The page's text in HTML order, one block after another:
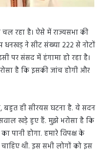
रहा है। ऐसे में राज्यसभा की
धनखड़ ने सीट संख्या 222 से नोटों
पर संसद में हंगामा हो रहा है।
है कि इसकी जांच होगी और
बहुत ही सीरयस घटना है. ये सदन
खड़े हुए हैं. मुझे भरोसा है कि
पानी होगा. हमारे विपक्ष के
थी. इस सभी लोगों को इस